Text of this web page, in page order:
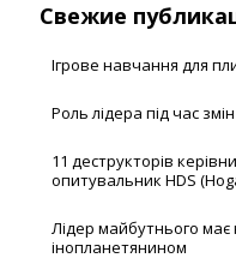
Свежие
Ігрове навчання для
Роль лідера під час змін
11 деструкторів
опитувальник HDS
Лідер майбутнього має
інопланетянином